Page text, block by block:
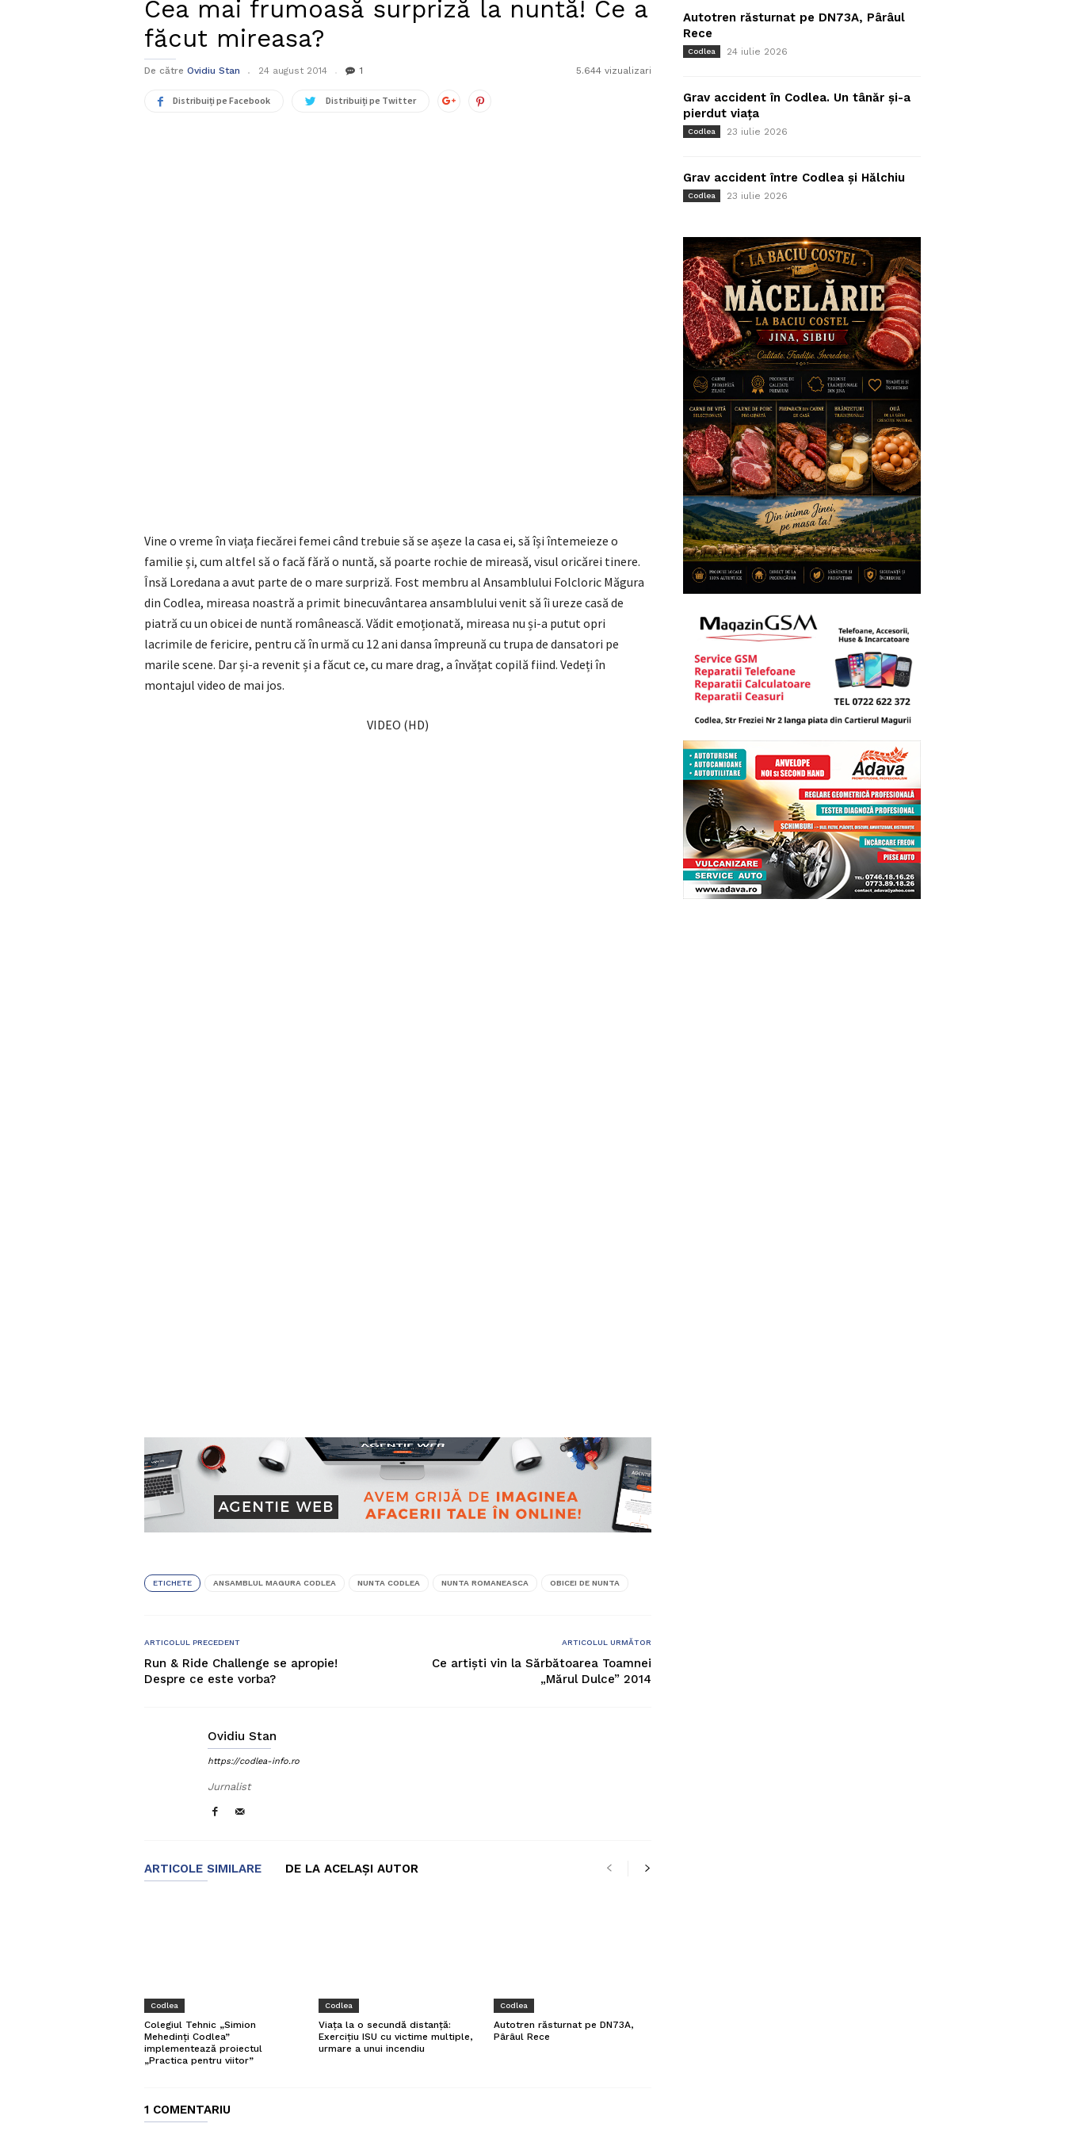
Cea mai frumoasă surpriză la nuntă! Ce a
făcut mireasa?
De către Ovidiu Stan 24 august 2014 1 5.644 vizualizari
Distribuiți pe Facebook Distribuiți pe Twitter
Vine o vreme în viața fiecărei femei când trebuie să se așeze la casa ei, să își întemeieze o
familie și, cum altfel să o facă fără o nuntă, să poarte rochie de mireasă, visul oricărei tinere.
Însă Loredana a avut parte de o mare surpriză. Fost membru al Ansamblului Folcloric Măgura
din Codlea, mireasa noastră a primit binecuvântarea ansamblului venit să îi ureze casă de
piatră cu un obicei de nuntă românească. Vădit emoționată, mireasa nu și-a putut opri
lacrimile de fericire, pentru că în urmă cu 12 ani dansa împreună cu trupa de dansatori pe
marile scene. Dar și-a revenit și a făcut ce, cu mare drag, a învățat copilă fiind. Vedeți în
montajul video de mai jos.
VIDEO (HD)
ETICHETE ANSAMBLUL MAGURA CODLEA NUNTA CODLEA NUNTA ROMANEASCA OBICEI DE NUNTA
ARTICOLUL PRECEDENT
Run & Ride Challenge se apropie!
Despre ce este vorba?
ARTICOLUL URMĂTOR
Ce artiști vin la Sărbătoarea Toamnei
„Mărul Dulce” 2014
Ovidiu Stan
https://codlea-info.ro
Jurnalist
ARTICOLE SIMILARE DE LA ACELAȘI AUTOR
Codlea
Colegiul Tehnic „Simion
Mehedinți Codlea”
implementează proiectul
„Practica pentru viitor”
Codlea
Viața la o secundă distanță:
Exercițiu ISU cu victime multiple,
urmare a unui incendiu
Codlea
Autotren răsturnat pe DN73A,
Pârâul Rece
1 COMENTARIU
Autotren răsturnat pe DN73A, Pârâul
Rece
Codlea 24 iulie 2026
Grav accident în Codlea. Un tânăr și-a
pierdut viața
Codlea 23 iulie 2026
Grav accident între Codlea și Hălchiu
Codlea 23 iulie 2026